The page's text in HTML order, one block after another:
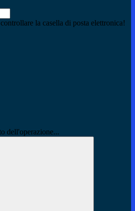
la casella di posta elettronica!
dell'operazione...